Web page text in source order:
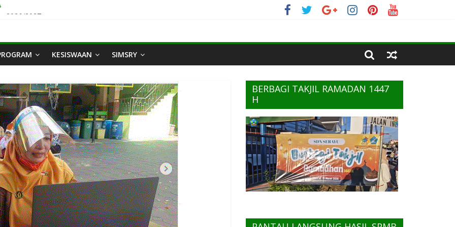
Serayu Tahun Ajaran 2025/2026
Juara 1 Turnamen Futsal JB Festival 2024
KESISWAAN SIMSRY
BERBAGI TAKJIL RAMADAN 1447
H